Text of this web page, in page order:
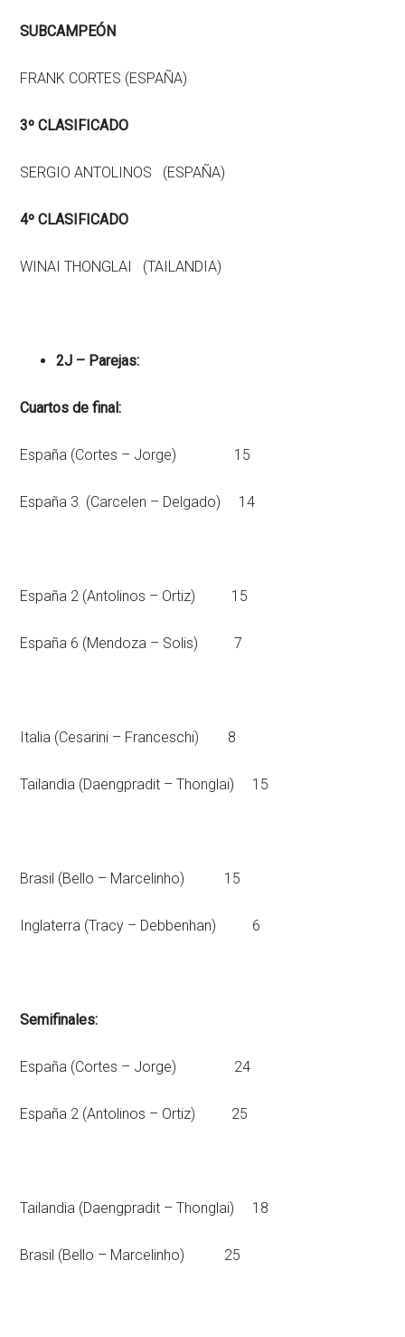
SUBCAMPEÓN
FRANK CORTES (ESPAÑA)
3º CLASIFICADO
SERGIO ANTOLINOS (ESPAÑA)
4º CLASIFICADO
WINAI THONGLAI (TAILANDIA)
2J – Parejas:
Cuartos de final:
España (Cortes – Jorge) 15
España 3 (Carcelen – Delgado) 14
España 2 (Antolinos – Ortiz) 15
España 6 (Mendoza – Solis) 7
Italia (Cesarini – Franceschi) 8
Tailandia (Daengpradit – Thonglai) 15
Brasil (Bello – Marcelinho) 15
Inglaterra (Tracy – Debbenhan) 6
Semifinales:
España (Cortes – Jorge) 24
España 2 (Antolinos – Ortiz) 25
Tailandia (Daengpradit – Thonglai) 18
Brasil (Bello – Marcelinho) 25